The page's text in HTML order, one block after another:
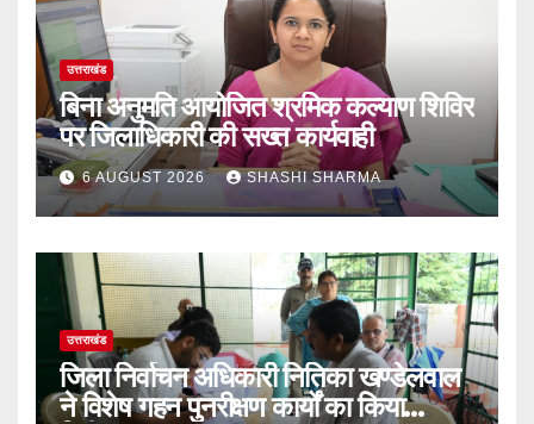
उत्तराखंड
बिना अनुमति आयोजित श्रमिक कल्याण शिविर
पर जिलाधिकारी की सख्त कार्यवाही
6 AUGUST 2026 SHASHI SHARMA
उत्तराखंड
‎जिला निर्वाचन अधिकारी नितिका खण्डेलवाल
ने विशेष गहन पुनरीक्षण कार्यों का किया